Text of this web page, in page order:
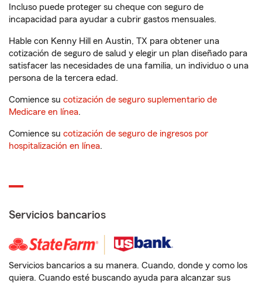
Incluso puede proteger su cheque con seguro de
incapacidad para ayudar a cubrir gastos mensuales.
Hable con Kenny Hill en Austin, TX para obtener una
cotización de seguro de salud y elegir un plan diseñado para
satisfacer las necesidades de una familia, un individuo o una
persona de la tercera edad.
Comience su cotización de seguro suplementario de
Medicare en línea.
Comience su cotización de seguro de ingresos por
hospitalización en línea.
Servicios bancarios
Servicios bancarios a su manera. Cuando, donde y como los
quiera. Cuando esté buscando ayuda para alcanzar sus